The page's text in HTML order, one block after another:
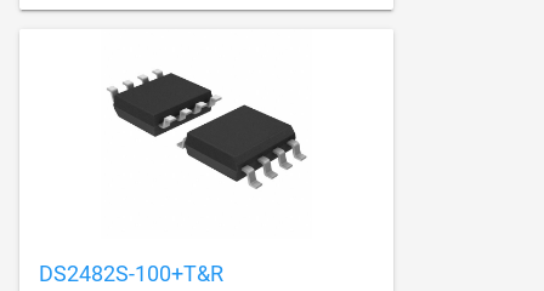
DS2482S-100+T&R